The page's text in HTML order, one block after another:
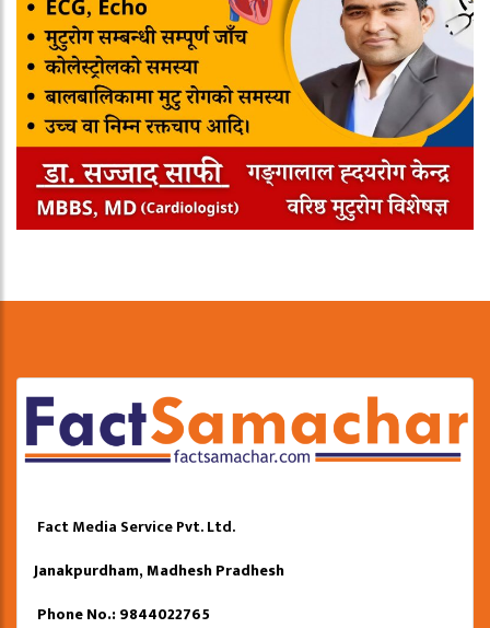
Fact Media Service Pvt. Ltd.
Janakpurdham, Madhesh Pradhesh
Phone No.: 9844022765